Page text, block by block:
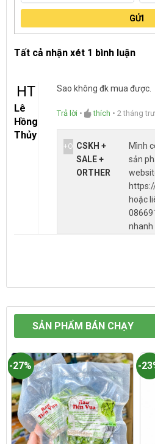
GỬI
Tất cả nhận xét 1 bình luận
HT
Lê
Hồng
Thủy
Sao không đk mua được.
Trả lời • thích • 2 tháng
+O CSKH +
SALE +
ORTHER
Mình
sản
hoặc
nhanh
SẢN PHẨM BÁN CHẠY
-27% -